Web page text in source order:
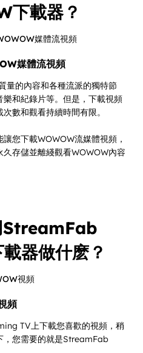
下載器？
媒體流視頻
量的內容和各種流派的獨特節
和紀錄片等。但是，下載視頻
數和觀看持續時間有限。
您下載WOWOW流媒體視頻，
存儲並離綫觀看WOWOW內容
StreamFab
器做什麽？
頻
TV上下載您喜歡的視頻，稍
，您需要的就是StreamFab